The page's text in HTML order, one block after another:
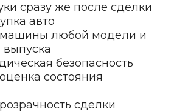
сразу же после сделки
авто
любой модели и
безопасность
состояния
сделки